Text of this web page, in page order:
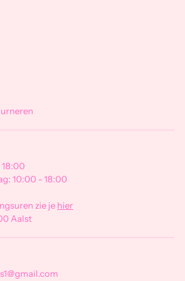
10:00 - 18:00
zie je hier
Aalst